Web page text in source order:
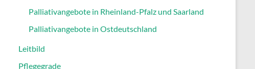
Palliativangebote in Rheinland-Pfalz und Saarland
Palliativangebote in Ostdeutschland
Leitbild
Pflegegrade